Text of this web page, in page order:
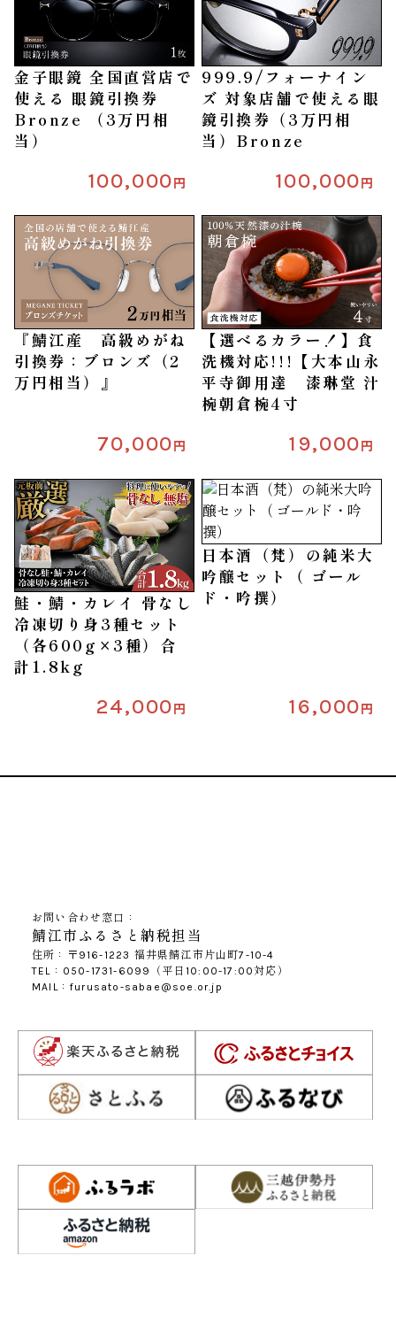
金子眼鏡 全国直営店で
使える 眼鏡引換券
Bronze （3万円相
当）
100,000円
999.9/フォーナイン
ズ 対象店舗で使える眼
鏡引換券（3万円相
当）Bronze
100,000円
『鯖江産 高級めがね
引換券：ブロンズ（2
万円相当）』
70,000円
【選べるカラー！】食
洗機対応!!!【大本山永
平寺御用達 漆琳堂 汁
椀朝倉椀4寸
19,000円
鮭・鯖・カレイ 骨なし
冷凍切り身3種セット
（各600g×3種）合
計1.8kg
24,000円
日本酒（梵）の純米大
吟醸セット（ ゴール
ド・吟撰）
16,000円
お問い合わせ窓口：
鯖江市ふるさと納税担当
住所：〒916-1223 福井県鯖江市片山町7-10-4
TEL：050-1731-6099（平日10:00-17:00対応）
MAIL：furusato-sabae@soe.or.jp